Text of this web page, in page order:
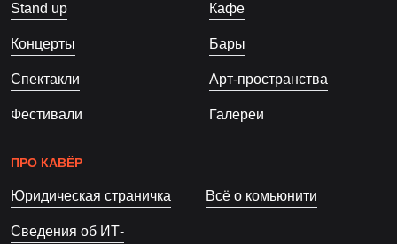
Stand up
Концерты
Спектакли
Фестивали
Кафе
Бары
Арт-пространства
Галереи
ПРО КАВЁР
Юридическая страничка Всё о комьюнити
Сведения об ИТ-